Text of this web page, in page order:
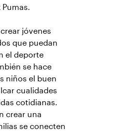
Pumas.
crear jóvenes
que puedan
el deporte
se hace
niños el buen
cualidades
cotidianas.
crear una
se conecten